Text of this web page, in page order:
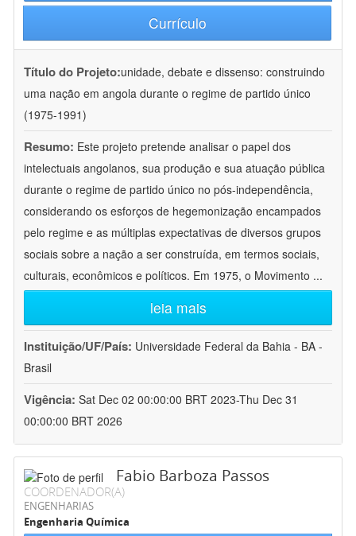
Currículo
Título do Projeto:unidade, debate e dissenso: construindo
uma nação em angola durante o regime de partido único
(1975-1991)
Resumo: Este projeto pretende analisar o papel dos
intelectuais angolanos, sua produção e sua atuação pública
durante o regime de partido único no pós-independência,
considerando os esforços de hegemonização encampados
pelo regime e as múltiplas expectativas de diversos grupos
sociais sobre a nação a ser construída, em termos sociais,
culturais, econômicos e políticos. Em 1975, o Movimento ...
leia mais
Instituição/UF/País: Universidade Federal da Bahia - BA -
Brasil
Vigência: Sat Dec 02 00:00:00 BRT 2023-Thu Dec 31
00:00:00 BRT 2026
Fabio Barboza Passos
COORDENADOR(A)
ENGENHARIAS
Engenharia Química